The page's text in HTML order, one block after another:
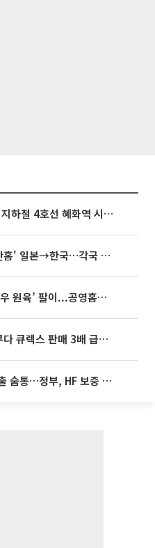
전장연, 오늘(10일) 서울 지하철 4호선 혜화역 시위…1호선 용산역 무정차
태풍 '돌핀' 중국 상륙, '찬홈' 일본→한국…각국 기상청 예상 경로는?
이...공영홈쇼핑 표기·검증 구멍
대신證 “알테오젠, 키트루다 큐렉스 판매 3배 급증…목표가 41만원 상향”
재건축·재개발 이주비 대출 숨통…정부, HF 보증 신설 추진